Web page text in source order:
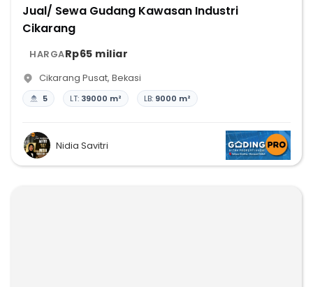
Jual/ Sewa Gudang Kawasan Industri
Cikarang
HARGARp65 miliar
Cikarang Pusat, Bekasi
5 LT: 39000 m² LB: 9000 m²
Nidia Savitri